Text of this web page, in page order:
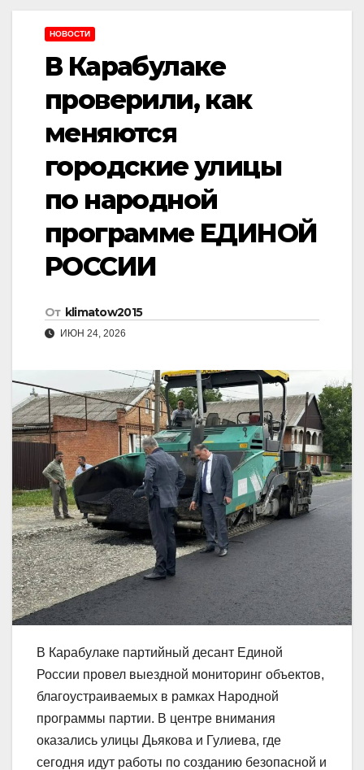
НОВОСТИ
В Карабулаке
проверили, как
меняются
городские улицы
по народной
программе ЕДИНОЙ
РОССИИ
От klimatow2015
ИЮН 24, 2026
В Карабулаке партийный десант Единой
России провел выездной мониторинг объектов,
благоустраиваемых в рамках Народной
программы партии. В центре внимания
оказались улицы Дьякова и Гулиева, где
сегодня идут работы по созданию безопасной и